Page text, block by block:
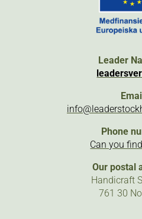
Leader
Email
Phone
Can you
Our postal
Handicraft
761 30